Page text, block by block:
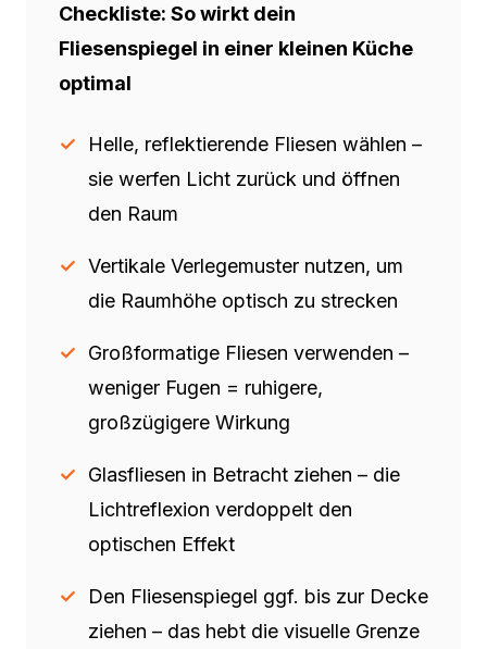
Checkliste: So wirkt dein
Fliesenspiegel in einer kleinen Küche
optimal
Helle, reflektierende Fliesen wählen –
sie werfen Licht zurück und öffnen
den Raum
Vertikale Verlegemuster nutzen, um
die Raumhöhe optisch zu strecken
Großformatige Fliesen verwenden –
weniger Fugen = ruhigere,
großzügigere Wirkung
Glasfliesen in Betracht ziehen – die
Lichtreflexion verdoppelt den
optischen Effekt
Den Fliesenspiegel ggf. bis zur Decke
ziehen – das hebt die visuelle Grenze